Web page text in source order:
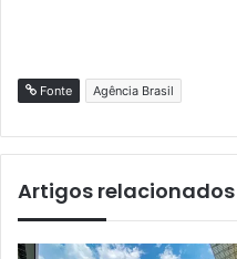
Fonte Agência Brasil
Artigos relacionados